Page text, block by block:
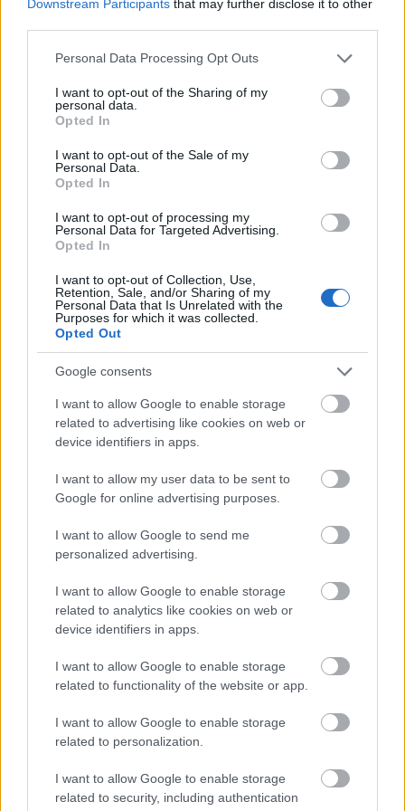
Downstream Participants that may further disclose it to other
Please note that this website/app uses one or more Google
not limited to your visit or usage behaviour. You may click to
grant or deny consent to Google and its third-party tags to
use your data for below specified purposes in below Google
consent section.
Personal Data Processing Opt Outs
I want to opt-out of the Sharing of my
personal data.
Opted In
I want to opt-out of the Sale of my
Personal Data.
Opted In
I want to opt-out of processing my
Personal Data for Targeted Advertising.
Opted In
I want to opt-out of Collection, Use,
Retention, Sale, and/or Sharing of my
Personal Data that Is Unrelated with the
Purposes for which it was collected.
Opted Out
Google consents
I want to allow Google to enable storage
related to advertising like cookies on web or
device identifiers in apps.
I want to allow my user data to be sent to
Google for online advertising purposes.
I want to allow Google to send me
personalized advertising.
I want to allow Google to enable storage
related to analytics like cookies on web or
device identifiers in apps.
I want to allow Google to enable storage
related to functionality of the website or app.
I want to allow Google to enable storage
related to personalization.
I want to allow Google to enable storage
related to security, including authentication
depilación que buscan ofrecer un servicio completo y de
calidad.
Los profesionales registrados en
pueden acceder a condiciones especiales y precios
profesionales.
Beneficios del After Wax Mask Selfie
Italwax
Aporta sensación de frescor inmediato.
Mejora el confort de la piel tratada.
Ideal para zonas faciales delicadas.
Complementa el tratamiento de depilación.
Mejora la experiencia del cliente en cabina.
Textura ligera de fácil aplicación.
Uso profesional y doméstico.
Marca: Italwax.
Producto: After Wax Mask.
Formato: 100 ml.
Cuidado post depilación.
Aplicación fácil.
Textura tipo mascarilla.
¿Para quién está recomendado?
Centros de estética.
Profesionales de la depilación facial.
Depilación de labio superior.